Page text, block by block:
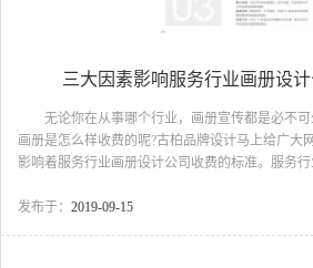
三大因素影响服务行业画册设
无论你在从事哪个行业，画册宣传都是必不可
画册是怎么样收费的呢?古柏品牌设计马上给广大
影响着服务行业画册设计公司收费的标准。服
的。例如，有1p200-500元的，也有1p是500元以上
发布于： 2019-09-15